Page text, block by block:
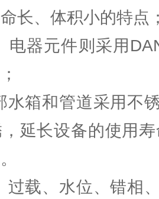
长、体积小的特点
电器元件则采用
水箱和管道采用不
，延长设备的使用
过载、水位、错相